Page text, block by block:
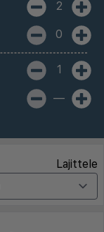
2
0
1
—
Lajittele